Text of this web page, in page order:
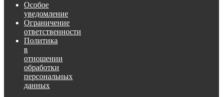
Особое
уведомление
Ограничение
ответственности
Политика
в
отношении
обработки
персональных
данных